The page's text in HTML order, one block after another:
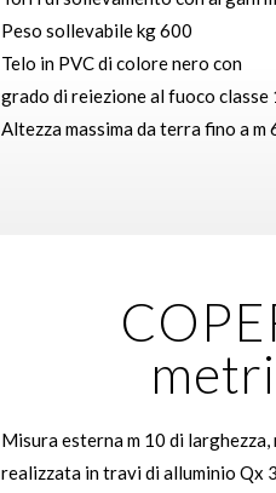
Peso sollevabile kg 600
Telo in PVC di colore nero con
grado di reiezione al fuoco classe
Altezza massima da terra fino a m
Misura esterna m 10 di
realizzata in travi di alluminio Qx